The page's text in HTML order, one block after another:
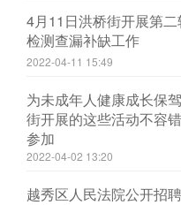
4月11日洪桥街开展第
检测查漏补缺工作
2022-04-11 15:49
为未成年人健康成长保
街开展的这些活动不容
参加
2022-04-02 13:20
越秀区人民法院公开招